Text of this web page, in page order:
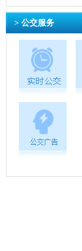
> 公交服务